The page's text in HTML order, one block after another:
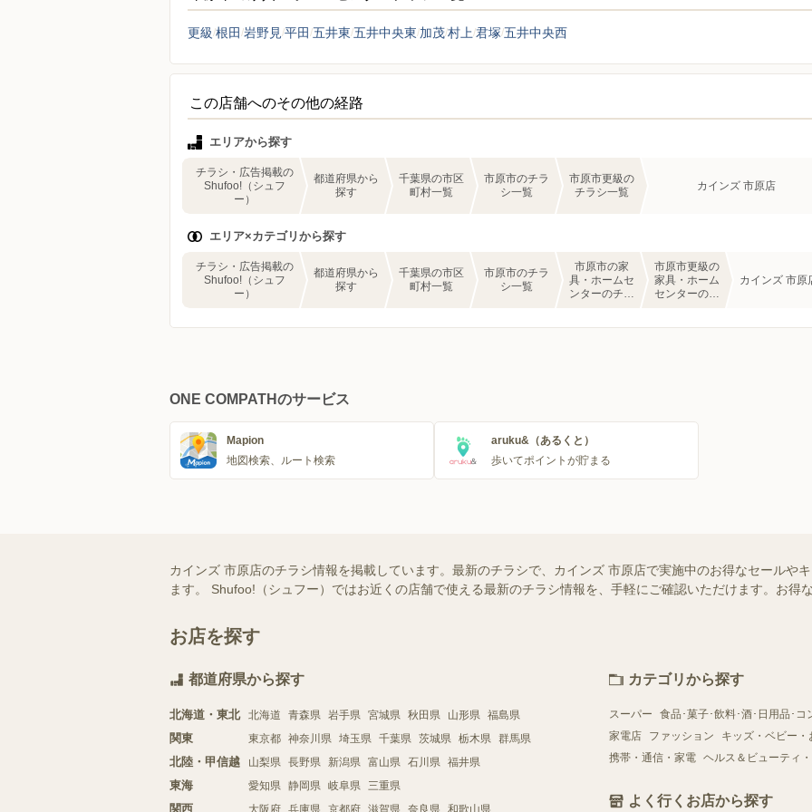
更級 根田 岩野見 平田 五井東 五井中央東 加茂村上 君塚 五井中央西
この店舗へのその他の経路
エリアから探す
チラシ・広告掲載の
Shufoo!（シュフ
ー）
都道府県から
探す
千葉県の市区
町村一覧
市原市のチラ
シ一覧
市原市更級の
チラシ一覧
カインズ 市原店
エリア×カテゴリから探す
チラシ・広告掲載の
Shufoo!（シュフ
ー）
都道府県から
探す
千葉県の市区
町村一覧
市原市のチラ
シ一覧
市原市の家
具・ホームセ
ンターのチラ
市原市更級の
家具・ホーム
センターのチ
カインズ 市原
ONE COMPATHのサービス
Mapion
地図検索、ルート検索
aruku&（あるくと）
歩いてポイントが貯まる
カインズ 市原店のチラシ情報を掲載しています。最新のチラシで、カインズ 市原店で実施中のお得なセールや
ます。 Shufoo!（シュフー）ではお近くの店舗で使える最新のチラシ情報を、手軽にご確認いただけます。お得
お店を探す
都道府県から探す
北海道・東北 北海道 青森県 岩手県 宮城県 秋田県 山形県 福島県
関東 東京都 神奈川県 埼玉県 千葉県 茨城県 栃木県 群馬県
北陸・甲信越 山梨県 長野県 新潟県 富山県 石川県 福井県
東海 愛知県 静岡県 岐阜県 三重県
関西 大阪府 兵庫県 京都府 滋賀県 奈良県 和歌山県
カテゴリから探す
スーパー
食品･菓子･飲料･酒･日用品･コ
家電店
ファッション
キッズ・ベビー・
携帯・通信・家電 ヘルス＆ビューティ
よく行くお店から探す